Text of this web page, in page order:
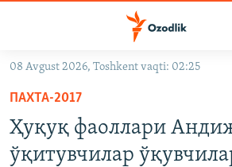
Асосий
навигацияга
ўтинг
Қидиришга
OZODVIDEO
OZODARXIV
08 Avgust 2026, Toshkent vaqti: 02:25
ПАХТА-2017
Ҳуқуқ фаоллари
ўқитувчилар